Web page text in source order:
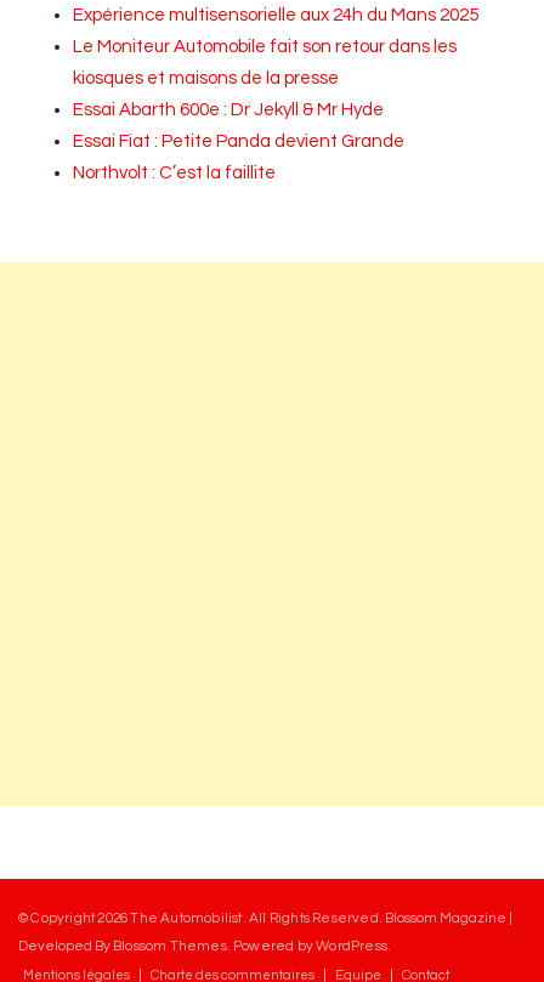
Expérience multisensorielle aux 24h du Mans 2025
Le Moniteur Automobile fait son retour dans les
kiosques et maisons de la presse
Essai Abarth 600e : Dr Jekyll & Mr Hyde
Essai Fiat : Petite Panda devient Grande
Northvolt : C’est la faillite
© Copyright 2026The Automobilist. All Rights Reserved. Blossom Magazine |
Developed By Blossom Themes. Powered byWordPress
Mentions légales Charte des commentaires Equipe Contact